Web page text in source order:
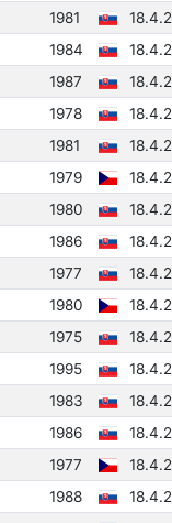
1981
1984
1987
1978
1981
1979
1980
1986
1977
1980
1975
1995
1983
1986
1977
1988